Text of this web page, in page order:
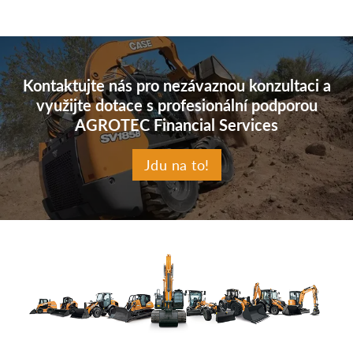
Kontaktujte nás pro nezávaznou konzultaci a
využijte dotace s profesionální podporou
AGROTEC Financial Services
Jdu na to!